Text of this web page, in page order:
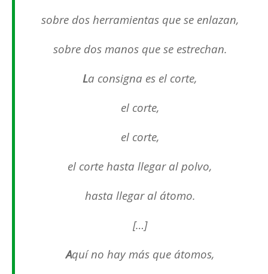
sobre dos herramientas que se enlazan,
sobre dos manos que se estrechan.
La consigna es el corte,
el corte,
el corte,
el corte hasta llegar al polvo,
hasta llegar al átomo.
[…]
Aquí no hay más que átomos,